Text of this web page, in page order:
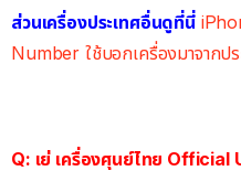
ส่วนเครื่องประเทศอื่นดูที่นี่
Number ใช้บอกเครื่องมาจากปร
Q: เย่ เครื่องศุนย์ไทย Official